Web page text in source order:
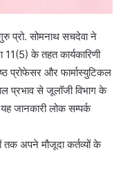
प्रो. सोमनाथ सचदेवा ने
11(5) के तहत कार्यकारिणी
प्रोफेसर और फार्मास्युटिकल
प्रभाव से जूलॉजी विभाग के
जानकारी लोक सम्पर्क
तक अपने मौजूदा कर्तव्यों के